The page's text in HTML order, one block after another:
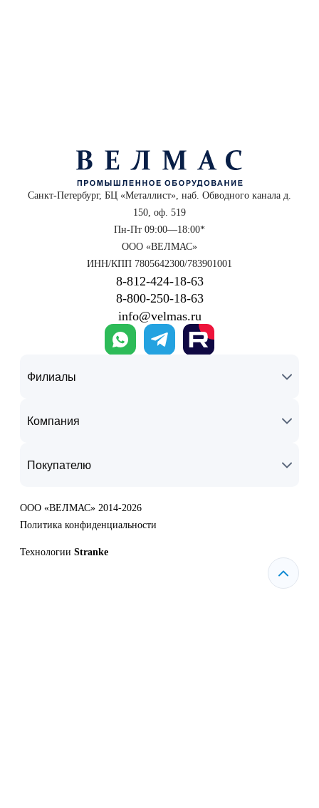
Санкт-Петербург, БЦ «Металлист», наб. Обводного канала д.
150, оф. 519
Пн-Пт 09:00—18:00*
ООО «ВЕЛМАС»
ИНН/КПП 7805642300/783901001
8‑812‑424‑18‑63
8‑800‑250‑18‑63
info@velmas.ru
Филиалы
Компания
Покупателю
ООО «ВЕЛМАС» 2014-2026
Политика конфиденциальности
Технологии Stranke